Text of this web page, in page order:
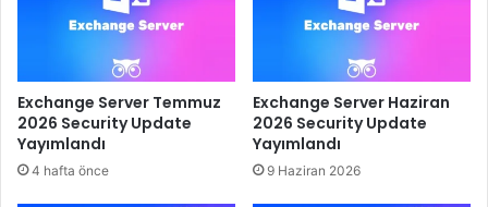
Exchange Server Temmuz
2026 Security Update
Yayımlandı
4 hafta önce
Exchange Server Haziran
2026 Security Update
Yayımlandı
9 Haziran 2026